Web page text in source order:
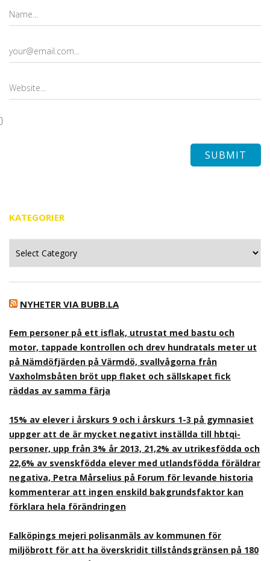
KATEGORIER
NYHETER VIA BUBB.LA
Fem personer på ett isflak, utrustat med bastu och
motor, tappade kontrollen och drev hundratals meter ut
på Nämdöfjärden på Värmdö, svallvågorna från
Vaxholmsbåten bröt upp flaket och sällskapet fick
räddas av samma färja
15% av elever i årskurs 9 och i årskurs 1-3 på gymnasiet
uppger att de är mycket negativt inställda till hbtqi-
personer, upp från 3% år 2013, 21,2% av utrikesfödda och
22,6% av svenskfödda elever med utlandsfödda föräldrar
negativa, Petra Mårselius på Forum för levande historia
kommenterar att ingen enskild bakgrundsfaktor kan
förklara hela förändringen
Falköpings mejeri polisanmäls av kommunen för
miljöbrott för att ha överskridit tillståndsgränsen på 180